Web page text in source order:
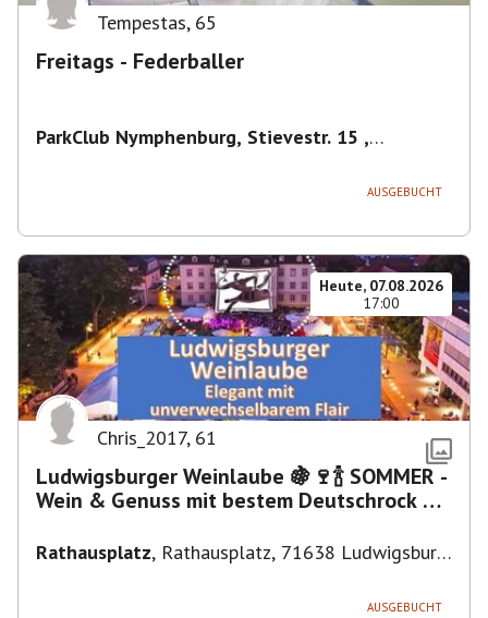
Tempestas, 65
Freitags - Federballer
ParkClub Nymphenburg, Stievestr. 15 ,
AUSGEBUCHT
Heute, 07.08.2026
17:00
Chris_2017, 61
Ludwigsburger Weinlaube 🍇🍷🍾 SOMMER -
Wein & Genuss mit bestem Deutschrock 🎼
Rathausplatz, Rathausplatz, 71638 Ludwigsburg,
AUSGEBUCHT